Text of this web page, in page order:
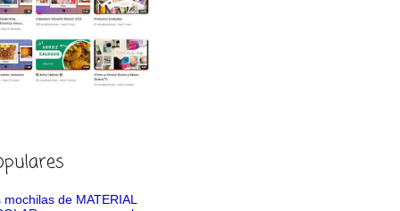
mochilas de MATERIAL